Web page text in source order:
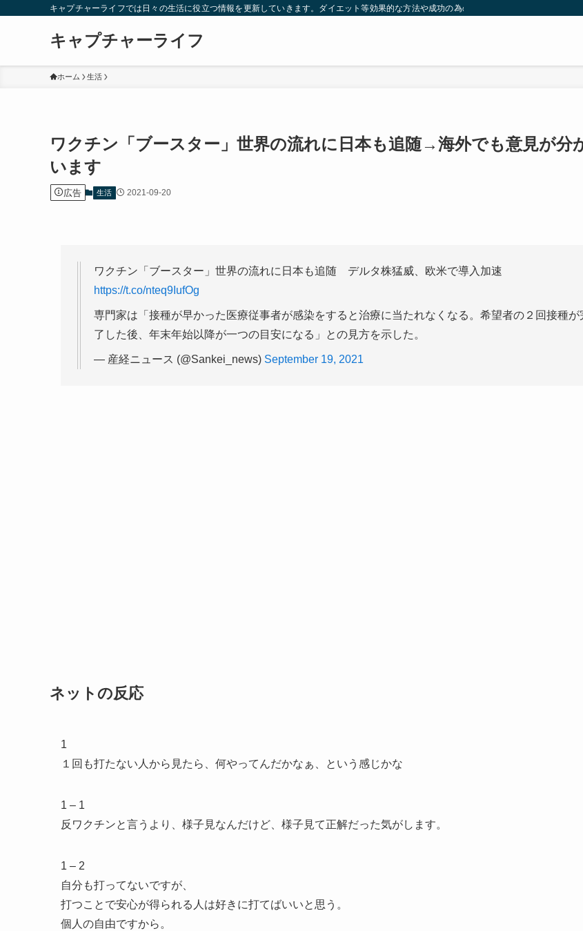
キャプチャーライフでは日々の生活に役立つ情報を更新していきます。ダイエット等効果的な方法や成功の為の秘訣等。太ったり悩んでい
キャプチャーライフ
ホーム 生活
ワクチン「ブースター」世界の流れに日本も追随→海外でも意見が分
います
広告 生活 2021-09-20
ワクチン「ブースター」世界の流れに日本も追随 デルタ株猛威、欧米で導入加速
https://t.co/nteq9IufOg
専門家は「接種が早かった医療従事者が感染をすると治療に当たれなくなる。希望者の２回接種が
了した後、年末年始以降が一つの目安になる」との見方を示した。
— 産経ニュース (@Sankei_news) September 19, 2021
ネットの反応
1
１回も打たない人から見たら、何やってんだかなぁ、という感じかな
1 – 1
反ワクチンと言うより、様子見なんだけど、様子見て正解だった気がします。
1 – 2
自分も打ってないですが、
打つことで安心が得られる人は好きに打てばいいと思う。
個人の自由ですから。